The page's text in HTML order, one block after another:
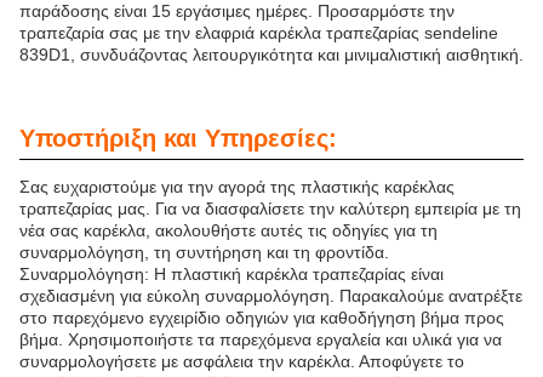
παράδοσης είναι 15 εργάσιμες ημέρες. Προσαρμόστε την
τραπεζαρία σας με την ελαφριά καρέκλα τραπεζαρίας sendeline
839D1, συνδυάζοντας λειτουργικότητα και μινιμαλιστική αισθητική.
Υποστήριξη και Υπηρεσίες:
Σας ευχαριστούμε για την αγορά της πλαστικής καρέκλας
τραπεζαρίας μας. Για να διασφαλίσετε την καλύτερη εμπειρία με τη
νέα σας καρέκλα, ακολουθήστε αυτές τις οδηγίες για τη
συναρμολόγηση, τη συντήρηση και τη φροντίδα.
Συναρμολόγηση: Η πλαστική καρέκλα τραπεζαρίας είναι
σχεδιασμένη για εύκολη συναρμολόγηση. Παρακαλούμε ανατρέξτε
στο παρεχόμενο εγχειρίδιο οδηγιών για καθοδήγηση βήμα προς
βήμα. Χρησιμοποιήστε τα παρεχόμενα εργαλεία και υλικά για να
συναρμολογήσετε με ασφάλεια την καρέκλα. Αποφύγετε το